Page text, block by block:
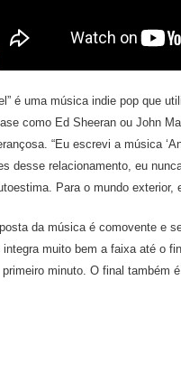
é uma música indie pop que
como Ed Sheeran ou John
“Eu escrevi a música
desse relacionamento, eu
Para o mundo exterior,
da música é comovente e
integra muito bem a faixa até o
primeiro minuto. O final também